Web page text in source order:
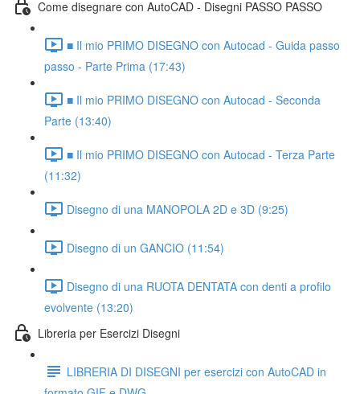
Come disegnare con AutoCAD - Disegni PASSO PASSO
■ Il mio PRIMO DISEGNO con Autocad - Guida passo
passo - Parte Prima (17:43)
■ Il mio PRIMO DISEGNO con Autocad - Seconda
Parte (13:40)
■ Il mio PRIMO DISEGNO con Autocad - Terza Parte
(11:32)
Disegno di una MANOPOLA 2D e 3D (9:25)
Disegno di un GANCIO (11:54)
Disegno di una RUOTA DENTATA con denti a profilo
evolvente (13:20)
Libreria per Esercizi Disegni
LIBRERIA DI DISEGNI per esercizi con AutoCAD in